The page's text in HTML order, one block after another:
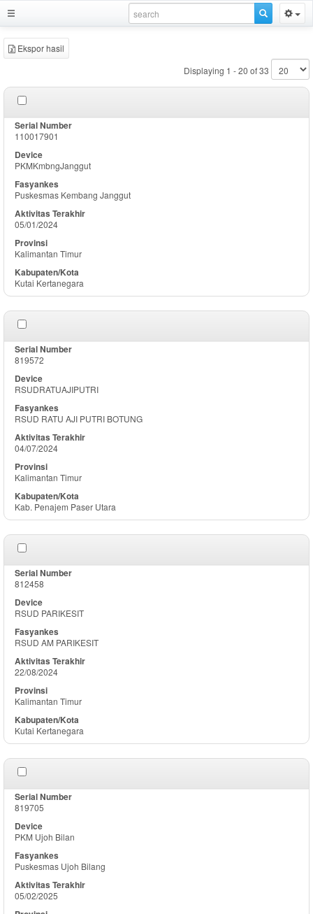
Ekspor hasil
Displaying 1 - 20 of 33
110017901
PKMKmbngJanggut
Puskesmas Kembang Janggut
05/01/2024
Kalimantan Timur
Kutai Kertanegara
819572
RSUDRATUAJIPUTRI
RSUD RATU AJI PUTRI BOTUNG
04/07/2024
Kalimantan Timur
Kab. Penajem Paser Utara
812458
RSUD PARIKESIT
RSUD AM PARIKESIT
22/08/2024
Kalimantan Timur
Kutai Kertanegara
819705
PKM Ujoh Bilan
Puskesmas Ujoh Bilang
05/02/2025